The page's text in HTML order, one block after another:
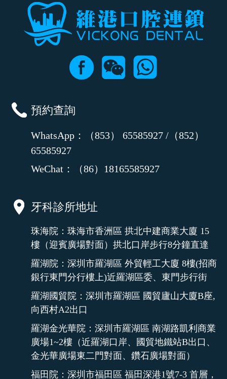
預約查詢
WhatsApp：（853） 65585927 /（852）
65585927
WeChat：（86）18165585927
牙科診所地址
珠海院：珠海市香洲區 拱北中建商業大廈 15
樓（迎賓廣場對面）拱北口岸步行8分鐘直達
羅湖院：深圳市羅湖區 外貿輕工大廈 8樓(招商
銀行東門分行樓上)近羅湖區委、東門步行街
羅湖國貿院：深圳市羅湖區 國貿廬山大廈B座,
向西村A2出口
羅湖金光華院：深圳市羅湖區 南湖路凱利商業
廣場1~2樓（近羅湖口岸、國貿地鐵站B出口、
金光華廣場東二門對面、鑽石廣場對面）
福田院：深圳市福田區 福田深港1號7-3 首層，